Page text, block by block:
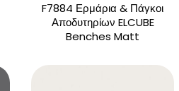
F7884 Ερμάρια & Πάγκοι
Αποδυτηρίων ELCUBE
Benches Matt